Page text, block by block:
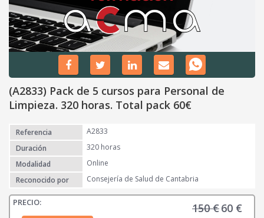
(A2833) Pack de 5 cursos para Personal de
Limpieza. 320 horas. Total pack 60€
Referencia
A2833
Duración
320 horas
Modalidad
Online
Reconocido por
Consejería de Salud de Cantabria
150€ E
60 €